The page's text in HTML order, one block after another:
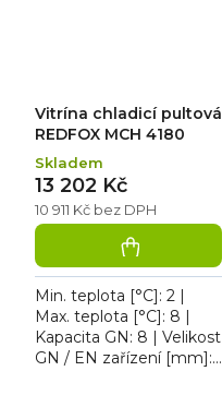
Vitrína chladicí pultová
REDFOX MCH 4180
Skladem
10 911 Kč bez DPH
13 202 Kč
Min. teplota [°C]: 2 |
Max. teplota [°C]: 8 |
Kapacita GN: 8 | Velikost
GN / EN zařízení [mm]: